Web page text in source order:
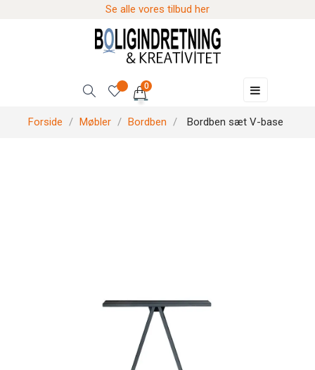
Se alle vores tilbud her
0
Skift
☰
Forside Møbler Bordben Bordben sæt V-base